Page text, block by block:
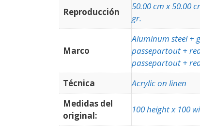
Reproducción
50.00 cm x 50.00
gr.
Marco
Aluminum steel +
passepartout +
passepartout +
Técnica
Acrylic on linen
Medidas del
original:
100 height x 100